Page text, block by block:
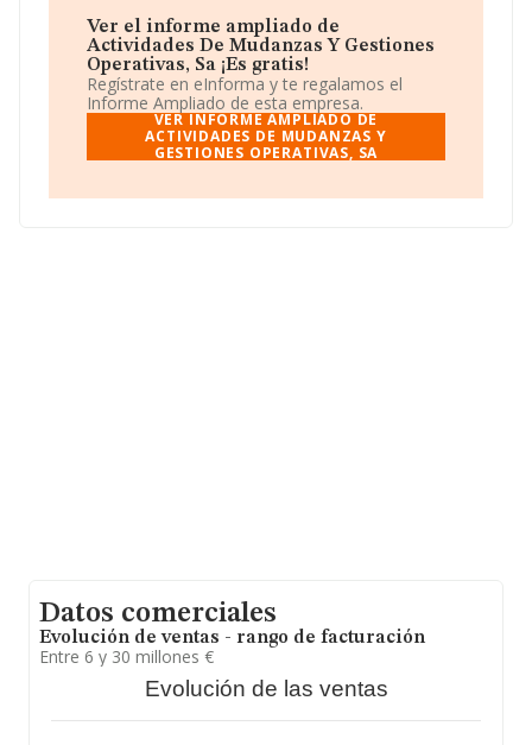
Ver el informe ampliado de
Actividades De Mudanzas Y Gestiones
Operativas, Sa ¡Es gratis!
Regístrate en eInforma y te regalamos el
Informe Ampliado de esta empresa.
VER INFORME AMPLIADO DE
ACTIVIDADES DE MUDANZAS Y
GESTIONES OPERATIVAS, SA
Datos comerciales
Evolución de ventas - rango de facturación
Entre 6 y 30 millones €
Evolución de las ventas